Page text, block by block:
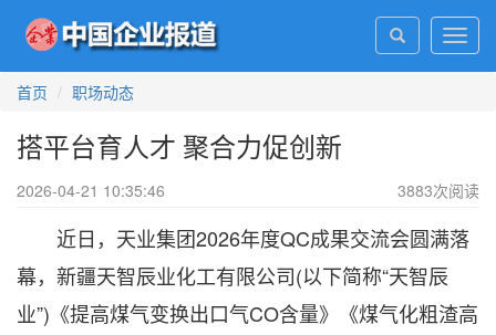
首页
职场动态
搭平台育人才 聚合力促创新
2026-04-21 10:35:46 3883次阅读
近日，天业集团2026年度QC成果交流会圆满落
幕，新疆天智辰业化工有限公司(以下简称“天智辰
业”)《提高煤气变换出口气CO含量》《煤气化粗渣高